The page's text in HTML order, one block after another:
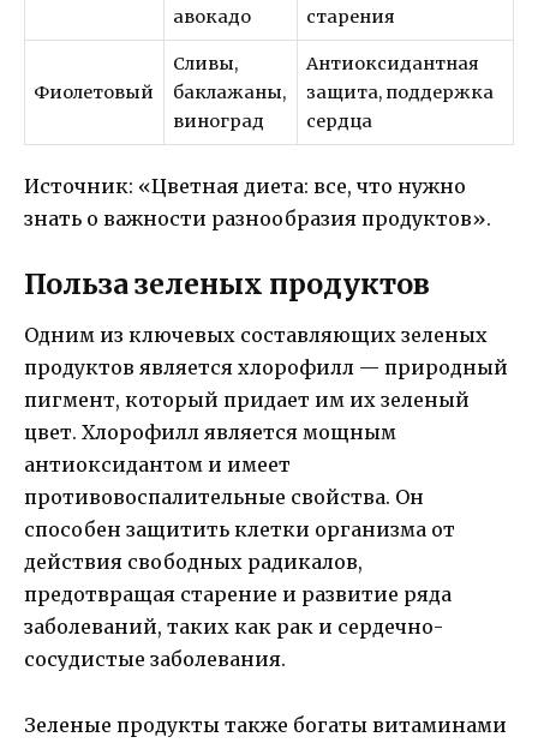
авокадо
старения
Фиолетовый
Сливы,
баклажаны,
виноград
Антиоксидантная
защита, поддержка
сердца
Источник: «Цветная диета: все, что нужно
знать о важности разнообразия продуктов».
Польза зеленых продуктов
Одним из ключевых составляющих зеленых
продуктов является хлорофилл — природный
пигмент, который придает им их зеленый
цвет. Хлорофилл является мощным
антиоксидантом и имеет
противовоспалительные свойства. Он
способен защитить клетки организма от
действия свободных радикалов,
предотвращая старение и развитие ряда
заболеваний, таких как рак и сердечно-
сосудистые заболевания.
Зеленые продукты также богаты витаминами